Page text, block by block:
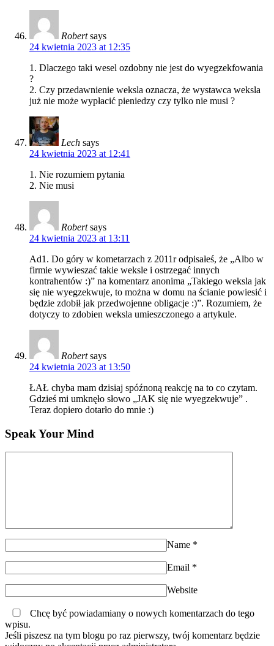
Robert says
24 kwietnia 2023 at 12:35
1. Dlaczego taki wesel ozdobny nie jest do wyegzekfowania
?
2. Czy przedawnienie weksla oznacza, że wystawca weksla
już nie może wypłacić pieniedzy czy tylko nie musi ?
Lech says
24 kwietnia 2023 at 12:41
1. Nie rozumiem pytania
2. Nie musi
Robert says
24 kwietnia 2023 at 13:11
Ad1. Do góry w kometarzach z 2011r odpisałeś, że „Albo w
firmie wywieszać takie weksle i ostrzegać innych
kontrahentów :)” na komentarz anonima „Takiego weksla jak
się nie wyegzekwuje, to można w domu na ścianie powiesić i
będzie zdobił jak przedwojenne obligacje :)”. Rozumiem, że
dotyczy to zdobien weksla umieszczonego a artykule.
Robert says
24 kwietnia 2023 at 13:50
ŁAŁ chyba mam dzisiaj spóźnoną reakcję na to co czytam.
Gdzieś mi umknęło słowo „JAK się nie wyegzekwuje” .
Teraz dopiero dotarło do mnie :)
Speak Your Mind
Name *
Email *
Website
Chcę być powiadamiany o nowych komentarzach do tego
wpisu.
Jeśli piszesz na tym blogu po raz pierwszy, twój komentarz będzie